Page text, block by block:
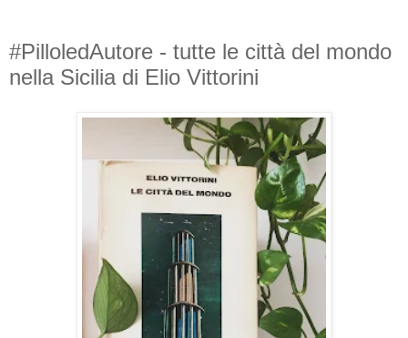
#PilloledAutore - tutte le città del mondo
nella Sicilia di Elio Vittorini